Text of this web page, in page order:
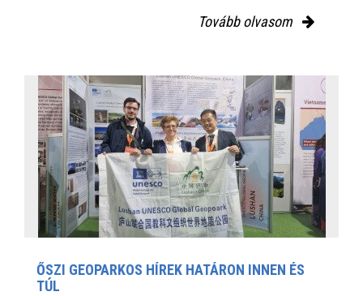
Tovább olvasom
ŐSZI GEOPARKOS HÍREK HATÁRON INNEN ÉS
TÚL